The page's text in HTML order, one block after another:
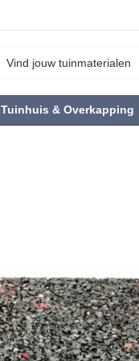
Tuinhuis & Overkapping